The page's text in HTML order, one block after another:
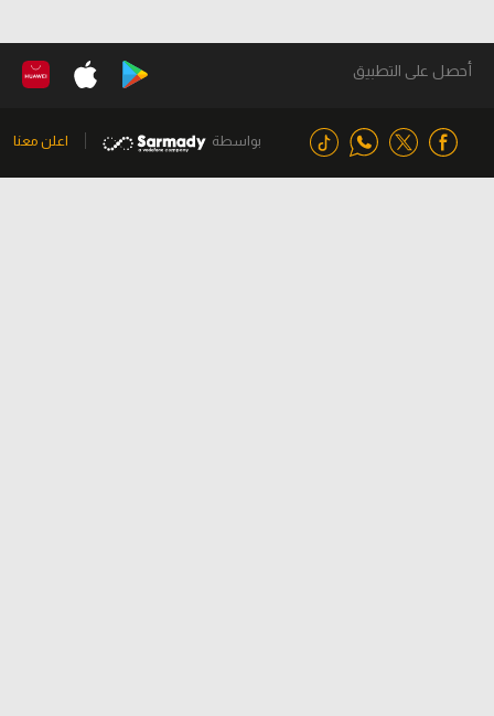
أحصل على التطبيق
بواسطة اعلن معنا